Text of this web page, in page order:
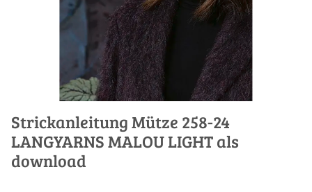
Strickanleitung Mütze 258-24
LANGYARNS MALOU LIGHT als
download